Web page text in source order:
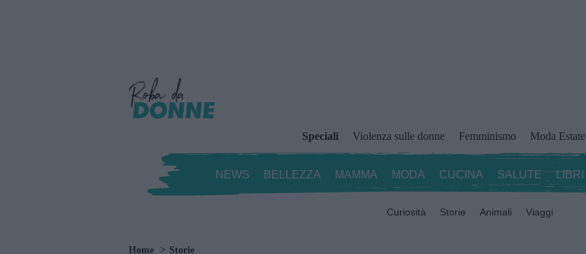
Speciali Violenza sulle donne Femminismo Moda Estate
NEWS BELLEZZA MAMMA MODA CUCINA SALUTE LIBRI
Curiosità Storie Animali Viaggi
Home Storie